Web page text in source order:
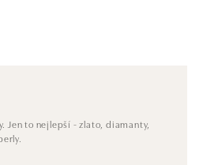
Jen to nejlepší - zlato, diamanty,